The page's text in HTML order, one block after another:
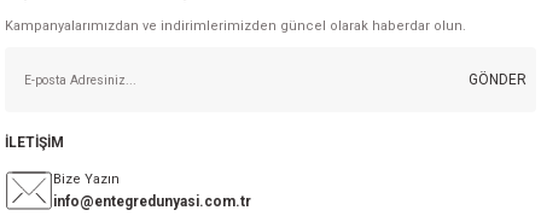
Kampanyalarımızdan ve indirimlerimizden güncel olarak haberdar olun.
GÖNDER
İLETİŞİM
Bize Yazın
info@entegredunyasi.com.tr